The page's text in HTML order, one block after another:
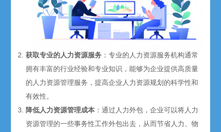
获取专业的人力资源服务 ：专业的人力资源服务机构通常
拥有丰富的行业经验和专业知识，能够为企业提供高质量
的人力资源管理服务，提高企业人力资源规划的科学性和
有效性。
降低人力资源管理成本 ：通过人力外包，企业可以将人力
资源管理的一些事务性工作外包出去，从而节省人力、物